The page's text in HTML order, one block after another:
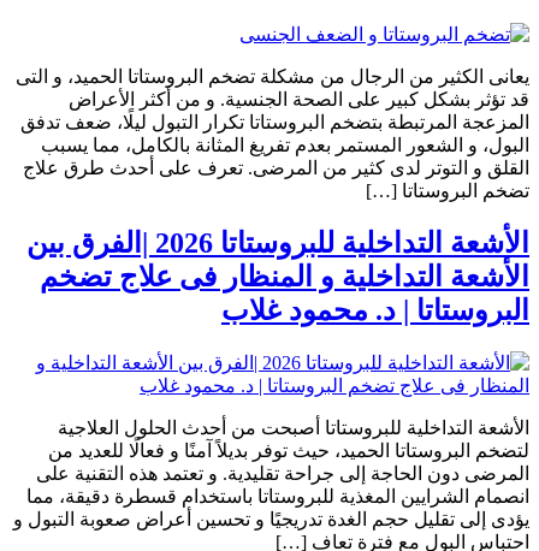
يعانى الكثير من الرجال من مشكلة تضخم البروستاتا الحميد، و التى
قد تؤثر بشكل كبير على الصحة الجنسية. و من أكثر الأعراض
المزعجة المرتبطة بتضخم البروستاتا تكرار التبول ليلًا، ضعف تدفق
البول، و الشعور المستمر بعدم تفريغ المثانة بالكامل، مما يسبب
القلق و التوتر لدى كثير من المرضى. تعرف على أحدث طرق علاج
تضخم البروستاتا […]
الأشعة التداخلية للبروستاتا 2026 |الفرق بين
الأشعة التداخلية و المنظار فى علاج تضخم
البروستاتا | د. محمود غلاب
الأشعة التداخلية للبروستاتا أصبحت من أحدث الحلول العلاجية
لتضخم البروستاتا الحميد، حيث توفر بديلاً آمنًا و فعالًا للعديد من
المرضى دون الحاجة إلى جراحة تقليدية. و تعتمد هذه التقنية على
انصمام الشرايين المغذية للبروستاتا باستخدام قسطرة دقيقة، مما
يؤدى إلى تقليل حجم الغدة تدريجيًا و تحسين أعراض صعوبة التبول و
احتباس البول مع فترة تعافٍ […]